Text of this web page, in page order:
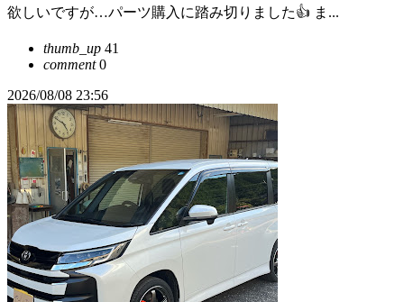
欲しいですが…パーツ購入に踏み切りました👍 ま...
thumb_up 41
comment0
2026/08/08 23:56